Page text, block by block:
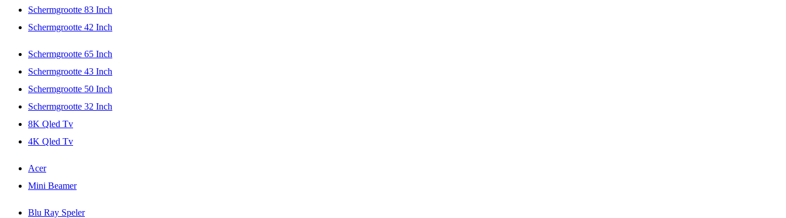
Schermgrootte 83 Inch
Schermgrootte 42 Inch
Schermgrootte 65 Inch
Schermgrootte 43 Inch
Schermgrootte 50 Inch
Schermgrootte 32 Inch
8K Qled Tv
4K Qled Tv
Acer
Mini Beamer
Blu Ray Speler